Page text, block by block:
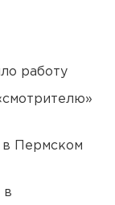
работу
Пермском
в